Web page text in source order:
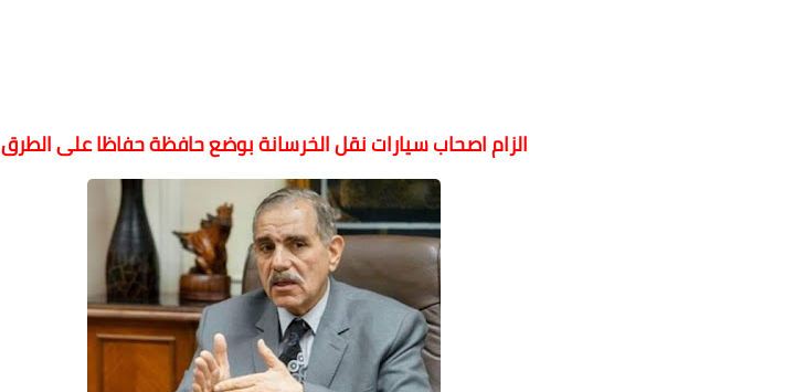
الزام اصحاب سيارات نقل الخرسانة بوضع حافظة حفاظا على الطرق